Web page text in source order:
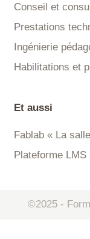
Conseil et
Prestations
Ingénierie
Habilitations et
Et aussi
Fablab « La
Plateforme LMS
©2025 -